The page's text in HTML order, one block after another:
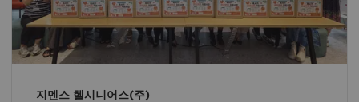
지멘스 헬시니어스(주)